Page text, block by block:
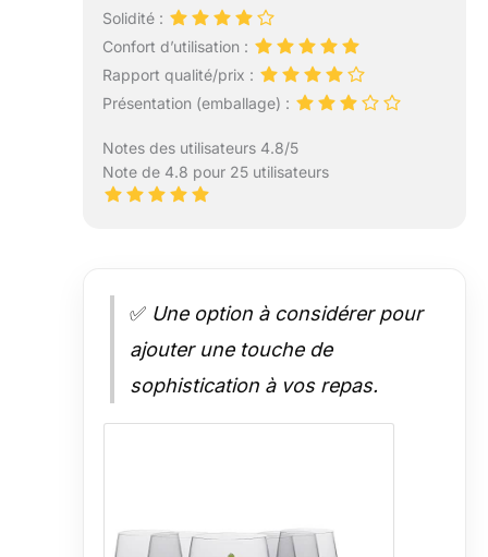
Solidité :
Confort d’utilisation :
Rapport qualité/prix :
Présentation (emballage) :
Notes des utilisateurs 4.8/5
Note de 4.8 pour 25 utilisateurs
✅ Une option à considérer pour
ajouter une touche de
sophistication à vos repas.